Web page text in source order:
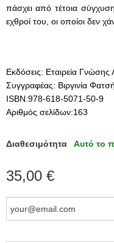
πάσχει από τέτοια
εχθροί του, οι οποίοι δεν
Εκδόσεις: Εταιρεία
Συγγραφέας: Βιργινία Φατσή
ISBN:978-618-5071-50-9
Αριθμός σελίδων:163
Διαθεσιμότητα Αυτό το
35,00 €